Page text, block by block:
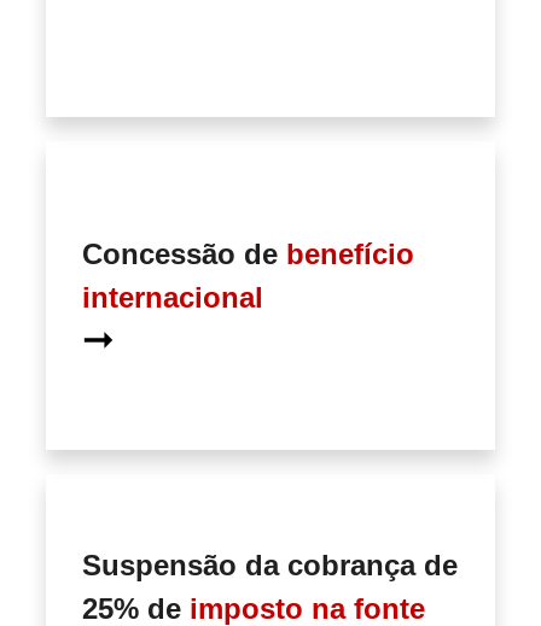
Concessão de benefício
internacional
➞
Suspensão da cobrança de
25% de imposto na fonte